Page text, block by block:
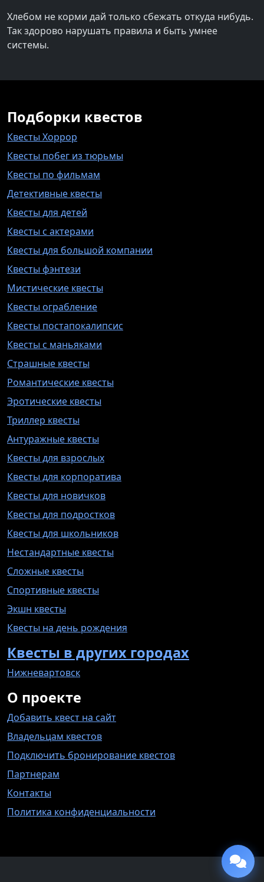
Хлебом не корми дай только сбежать откуда нибудь.
Так здорово нарушать правила и быть умнее
системы.
Подборки квестов
Квесты Хоррор
Квесты побег из тюрьмы
Квесты по фильмам
Детективные квесты
Квесты для детей
Квесты с актерами
Квесты для большой компании
Квесты фэнтези
Мистические квесты
Квесты ограбление
Квесты постапокалипсис
Квесты с маньяками
Страшные квесты
Романтические квесты
Эротические квесты
Триллер квесты
Антуражные квесты
Квесты для взрослых
Квесты для корпоратива
Квесты для новичков
Квесты для подростков
Квесты для школьников
Нестандартные квесты
Сложные квесты
Спортивные квесты
Экшн квесты
Квесты на день рождения
Квесты в других городах
Нижневартовск
О проекте
Добавить квест на сайт
Владельцам квестов
Подключить бронирование квестов
Партнерам
Контакты
Политика конфиденциальности